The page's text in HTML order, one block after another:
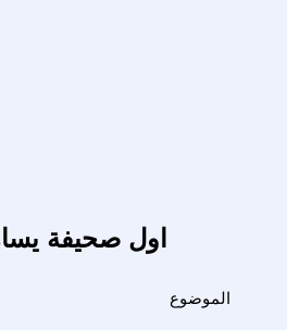
اول صحيفة
الموضوع